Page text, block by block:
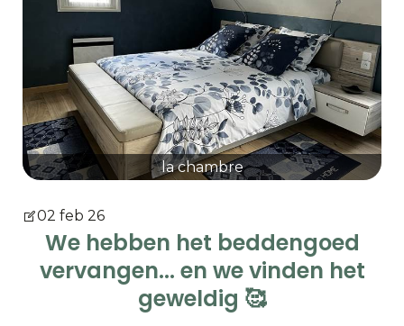
la chambre
02 feb 26
We hebben het beddengoed
vervangen... en we vinden het
geweldig 🥰